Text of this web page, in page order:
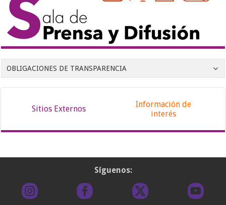
OBLIGACIONES DE TRANSPARENCIA
Sitios Externos
Información de
interés
Síguenos: